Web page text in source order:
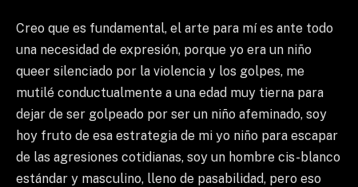
Creo que es fundamental, el arte para mí es ante todo
una necesidad de expresión, porque yo era un niño
queer silenciado por la violencia y los golpes, me
mutilé conductualmente a una edad muy tierna para
dejar de ser golpeado por ser un niño afeminado, soy
hoy fruto de esa estrategia de mi yo niño para escapar
de las agresiones cotidianas, soy un hombre cis-blanco
estándar y masculino, lleno de pasabilidad, pero eso